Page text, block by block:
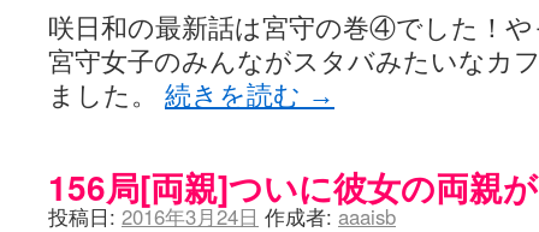
咲日和の最新話は宮守の巻④でした！
宮守女子のみんながスタバみたいなカ
ました。 続きを読む →
156局[両親]ついに彼女の両親
投稿日: 2016年3月24日 作成者: aaaisb